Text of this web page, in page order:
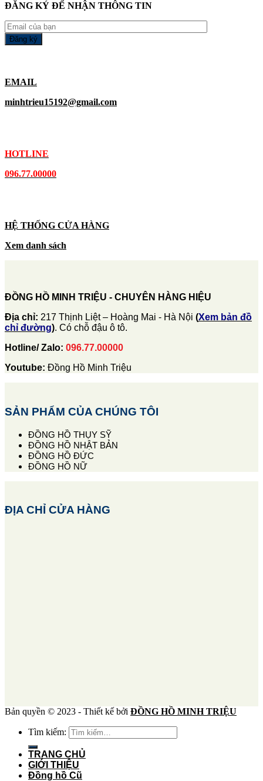
ĐĂNG KÝ ĐỂ NHẬN THÔNG TIN
EMAIL
minhtrieu15192@gmail.com
HOTLINE
096.77.00000
HỆ THỐNG CỬA HÀNG
Xem danh sách
ĐỒNG HỒ MINH TRIỆU - CHUYÊN HÀNG HIỆU
Địa chỉ: 217 Thịnh Liệt – Hoàng Mai - Hà Nội (Xem bản đồ
chỉ đường). Có chỗ đậu ô tô.
Hotline/ Zalo: 096.77.00000
Youtube: Đồng Hồ Minh Triệu
SẢN PHẨM CỦA CHÚNG TÔI
ĐỒNG HỒ THỤY SỸ
ĐỒNG HỒ NHẬT BẢN
ĐỒNG HỒ ĐỨC
ĐỒNG HỒ NỮ
ĐỊA CHỈ CỬA HÀNG
Bản quyền © 2023 - Thiết kế bởi ĐỒNG HỒ MINH TRIỆU
Tìm kiếm:
TRANG CHỦ
GIỚI THIỆU
Đồng hồ Cũ